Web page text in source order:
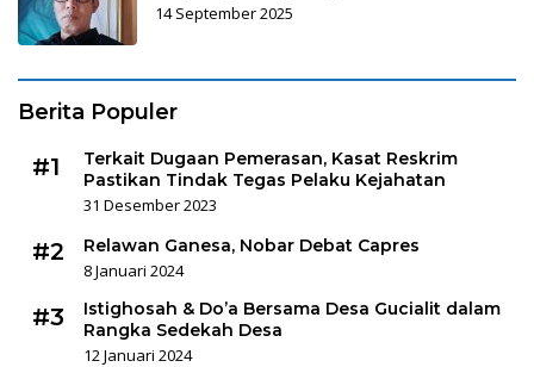
14 September 2025
Berita Populer
#1
Terkait Dugaan Pemerasan, Kasat Reskrim
Pastikan Tindak Tegas Pelaku Kejahatan
31 Desember 2023
#2
Relawan Ganesa, Nobar Debat Capres
8 Januari 2024
#3
Istighosah & Do’a Bersama Desa Gucialit dalam
Rangka Sedekah Desa
12 Januari 2024